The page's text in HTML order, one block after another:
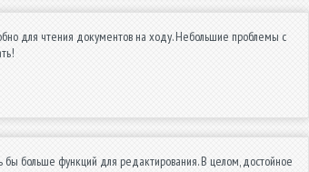
для чтения документов на ходу. Небольшие проблемы с
бы больше функций для редактирования. В целом, достойное